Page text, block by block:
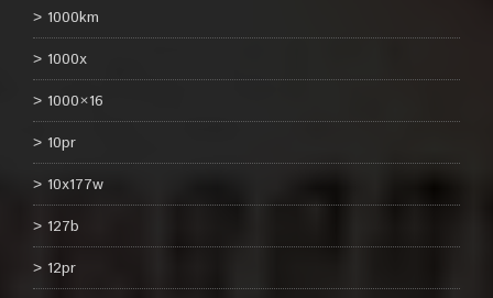
1000km
1000x
1000×16
10pr
10x177w
127b
12pr